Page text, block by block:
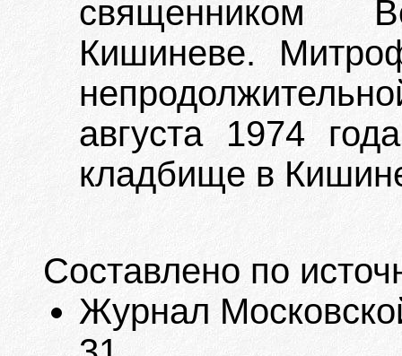
священником
Кишиневе.
августа 1974
кладбище в
Составлено по
Журнал